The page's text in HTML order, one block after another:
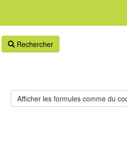
Rechercher